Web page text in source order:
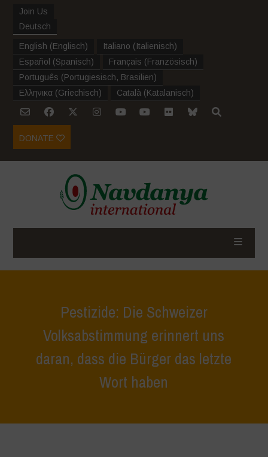
Join Us
Deutsch
English (Englisch) Italiano (Italienisch)
Español (Spanisch) Français (Französisch)
Português (Portugiesisch, Brasilien)
Ελληνικα (Griechisch) Català (Katalanisch)
DONATE
Pestizide: Die Schweizer
Volksabstimmung erinnert uns
daran, dass die Bürger das letzte
Wort haben